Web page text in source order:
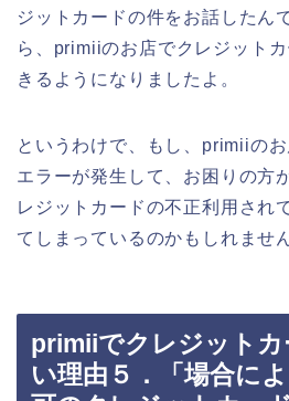
ジットカードの件をお話したん
ら、primiiのお店でクレジット
きるようになりましたよ。
というわけで、もし、primiiの
エラーが発生して、お困りの方
レジットカードの不正利用され
てしまっているのかもしれませ
primiiでクレジットカ
い理由５．「場合に